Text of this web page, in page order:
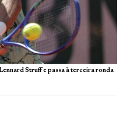
Struff e passa à terceira ronda